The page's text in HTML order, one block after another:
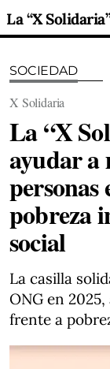
SOCIEDAD
X Solidaria
La “X
ayudar a
personas
pobreza
social
La casilla
ONG en
frente a